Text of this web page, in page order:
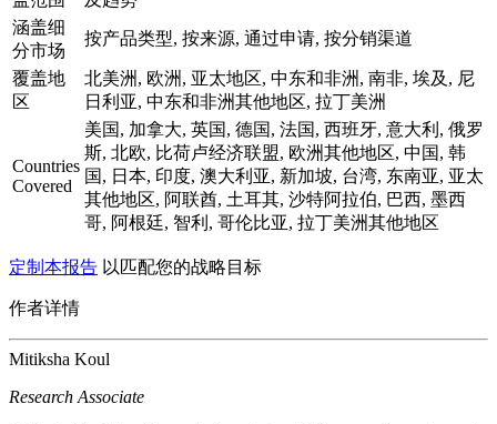
涵盖细
分市场
按产品类型, 按来源, 通过申请, 按分销渠道
覆盖地
区
北美洲, 欧洲, 亚太地区, 中东和非洲, 南非, 埃及, 尼
日利亚, 中东和非洲其他地区, 拉丁美洲
Countries
Covered
美国, 加拿大, 英国, 德国, 法国, 西班牙, 意大利, 俄罗
斯, 北欧, 比荷卢经济联盟, 欧洲其他地区, 中国, 韩
国, 日本, 印度, 澳大利亚, 新加坡, 台湾, 东南亚, 亚太
其他地区, 阿联酋, 土耳其, 沙特阿拉伯, 巴西, 墨西
哥, 阿根廷, 智利, 哥伦比亚, 拉丁美洲其他地区
定制本报告 以匹配您的战略目标
作者详情
Mitiksha Koul
Research Associate